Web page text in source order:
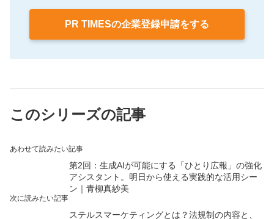
PR TIMESの企業登録申請をする
このシリーズの記事
あわせて読みたい記事
第2回：生成AIが可能にする「ひとり広報」の強化
アシスタント。明日から使える実践的な活用シー
ン｜青柳真紗美
次に読みたい記事
ステルスマーケティングとは？法規制の内容と、